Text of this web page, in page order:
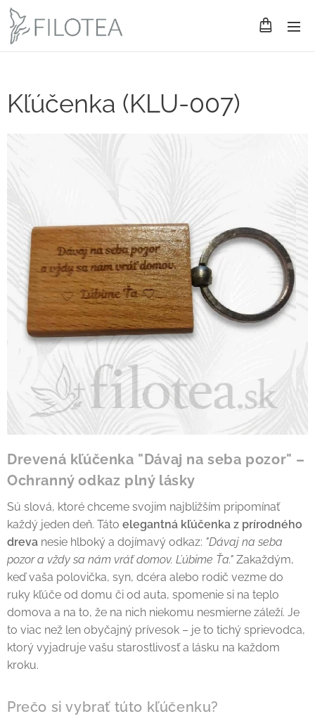
Kľúčenka (KLU-007)
Drevená kľúčenka "Dávaj na seba pozor" –
Ochranný odkaz plný lásky
Sú slová, ktoré chceme svojim najbližším pripomínať
každý jeden deň. Táto elegantná kľúčenka z prírodného
dreva nesie hlboký a dojímavý odkaz: "Dávaj na seba
pozor a vždy sa nám vráť domov. Ľúbime Ťa." Zakaždým,
keď vaša polovička, syn, dcéra alebo rodič vezme do
ruky kľúče od domu či od auta, spomenie si na teplo
domova a na to, že na nich niekomu nesmierne záleží. Je
to viac než len obyčajný prívesok – je to tichý sprievodca,
ktorý vyjadruje vašu starostlivosť a lásku na každom
kroku.
Prečo si vybrať túto kľúčenku?